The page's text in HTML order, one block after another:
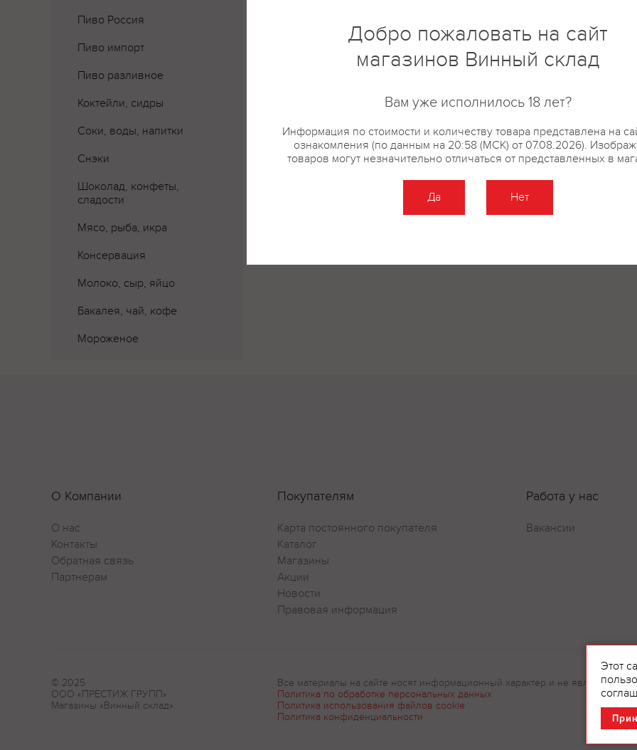
Пиво Россия
Пиво импорт
Пиво разливное
Коктейли, сидры
Соки, воды, напитки
Снэки
Шоколад, конфеты,
сладости
Мясо, рыба, икра
Консервация
Молоко, сыр, яйцо
Бакалея, чай, кофе
Мороженое
О Компании
О нас
Контакты
Обратная связь
Партнерам
Покупателям
Карта постоянного покупателя
Каталог
Магазины
Акции
Новости
Правовая информация
Работа у нас
Вакансии
© 2025
ООО «ПРЕСТИЖ ГРУПП»
Магазины «Винный склад»
Все материалы на сайте носят информационный характер и не являются
Политика по обработке персональных данных
Политика использования файлов cookie
Политика конфиденциальности
Этот
Добро пожаловать на сайт
магазинов Винный склад
Вам уже исполнилось 18 лет?
Информация по стоимости и количеству товара представлена на
ознакомления (по данным на 20:58 (МСК) от 07.08.2026).
товаров могут незначительно отличаться от представленных в
Да Нет